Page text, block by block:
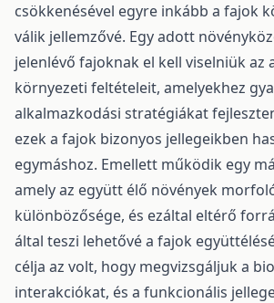
csökkenésével egyre inkább a fajok
válik jellemzővé. Egy adott
jelenlévő fajoknak el kell viselniük az
környezeti feltételeit, amelyekhez
alkalmazkodási stratégiákat
ezek a fajok bizonyos jellegeikben
egymáshoz. Emellett működik egy
amely az együtt élő növények
különbözősége, és ezáltal eltérő
által teszi lehetővé a fajok
célja az volt, hogy megvizsgáljuk a
interakciókat, és a funkcionális